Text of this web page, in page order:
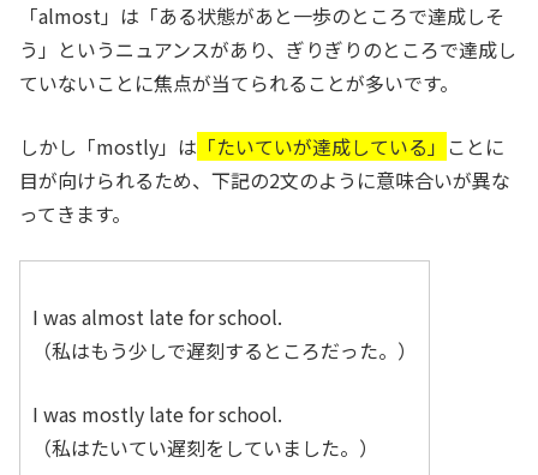
「almost」は「ある状態があと一歩のところで達成しそ
う」というニュアンスがあり、ぎりぎりのところで達成し
ていないことに焦点が当てられることが多いです。
しかし「mostly」は 「たいていが達成している」 ことに
目が向けられるため、下記の2文のように意味合いが異な
ってきます。
I was almost late for school.
（私はもう少しで遅刻するところだった。）
I was mostly late for school.
（私はたいてい遅刻をしていました。）